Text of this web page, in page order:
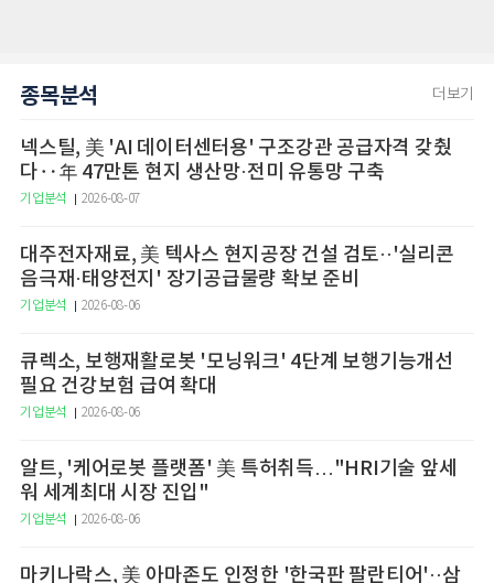
종목분석 더보기
넥스틸, 美 'AI 데이터센터용' 구조강관 공급자격 갖췄
다‥年 47만톤 현지 생산망·전미 유통망 구축
기업분석 2026-08-07
대주전자재료, 美 텍사스 현지공장 건설 검토··'실리콘
음극재·태양전지' 장기공급물량 확보 준비
기업분석 2026-08-06
큐렉소, 보행재활로봇 '모닝워크' 4단계 보행기능개선
필요 건강보험 급여 확대
기업분석 2026-08-06
알트, '케어로봇 플랫폼' 美 특허취득…"HRI기술 앞세
워 세계최대 시장 진입"
기업분석 2026-08-06
마키나락스, 美 아마존도 인정한 '한국판 팔란티어'··삼